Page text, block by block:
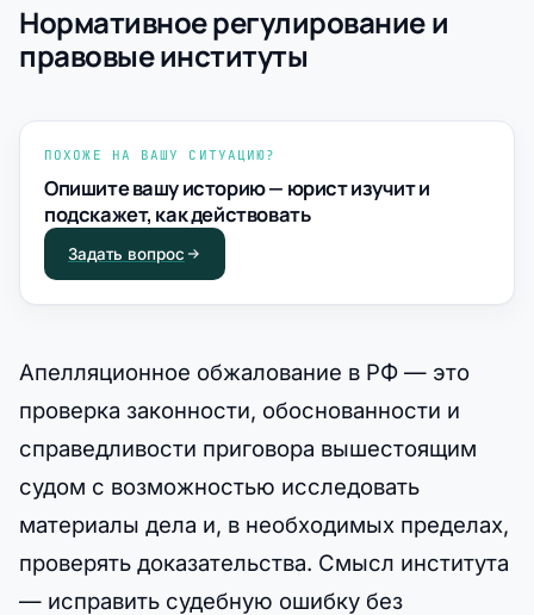
Нормативное регулирование и
правовые институты
ПОХОЖЕ НА ВАШУ СИТУАЦИЮ?
Опишите вашу историю — юрист изучит и
подскажет, как действовать
Задать вопрос
Апелляционное обжалование в РФ — это
проверка законности, обоснованности и
справедливости приговора вышестоящим
судом с возможностью исследовать
материалы дела и, в необходимых пределах,
проверять доказательства. Смысл института
— исправить судебную ошибку без